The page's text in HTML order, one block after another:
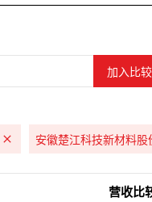
安徽楚江科技新材料股
营收比